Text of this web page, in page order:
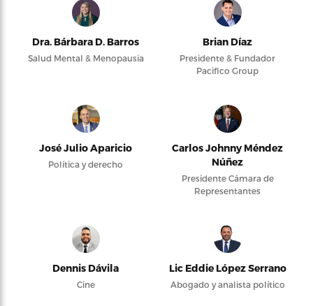
Dra. Bárbara D. Barros
Salud Mental & Menopausia
Brian Díaz
Presidente & Fundador
Pacifico Group
José Julio Aparicio
Política y derecho
Carlos Johnny Méndez
Núñez
Presidente Cámara de
Representantes
Dennis Dávila
Cine
Lic Eddie López Serrano
Abogado y analista político